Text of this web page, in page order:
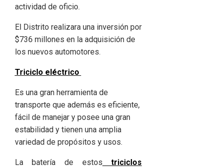
actividad de oficio.
El Distrito realizara una inversión por
$736 millones en la adquisición de
los nuevos automotores.
Triciclo eléctrico
Es una gran herramienta de
transporte que además es eficiente,
fácil de manejar y posee una gran
estabilidad y tienen una amplia
variedad de propósitos y usos.
La batería de estos triciclos